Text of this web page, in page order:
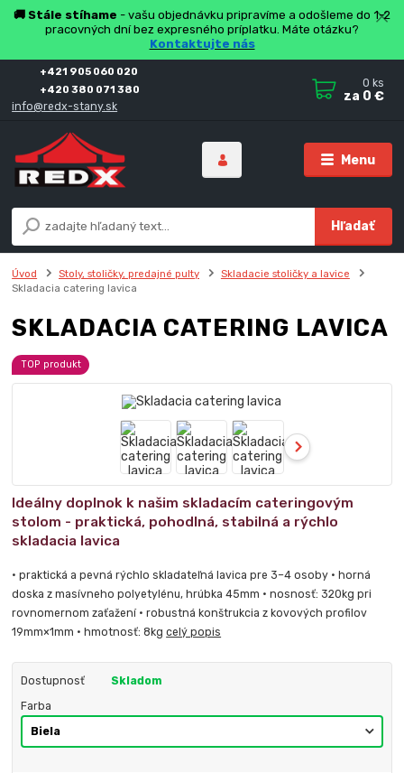
🚚 Stále stíhame - vašu objednávku pripravíme a odošleme do 1-2
pracovných dní bez expresného príplatku. Máte otázku?
Kontaktujte nás
Menu
Hľadať
+421 905 060 020
+420 380 071 380
info@redx-stany.sk
0 ks
za 0 €
Úvod Stoly, stoličky, predajné pulty
Skladacie stoličky a lavice
Skladacia catering lavica
SKLADACIA CATERING LAVICA
TOP produkt
Ideálny doplnok k našim skladacím cateringovým
stolom - praktická, pohodlná, stabilná a rýchlo
skladacia lavica
• praktická a pevná rýchlo skladateľná lavica pre 3–4 osoby • horná
doska z masívneho polyetylénu, hrúbka 45mm • nosnosť: 320kg pri
rovnomernom zaťažení • robustná konštrukcia z kovových profilov
19mm×1mm • hmotnosť: 8kgcelý popis
Dostupnosť Skladom
Farba